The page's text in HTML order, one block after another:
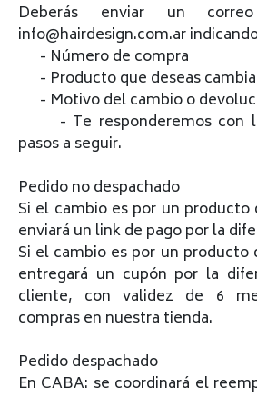
Deberás enviar un
info@hairdesign.com.ar
- Número de compra
- Producto que deseas
- Motivo del cambio o
- Te responderemos con
pasos a seguir.
Pedido no despachado
Si el cambio es por un producto
enviará un link de pago por la
Si el cambio es por un producto
entregará un cupón por la
cliente, con validez de 6
compras en nuestra tienda.
Pedido despachado
En CABA: se coordinará el